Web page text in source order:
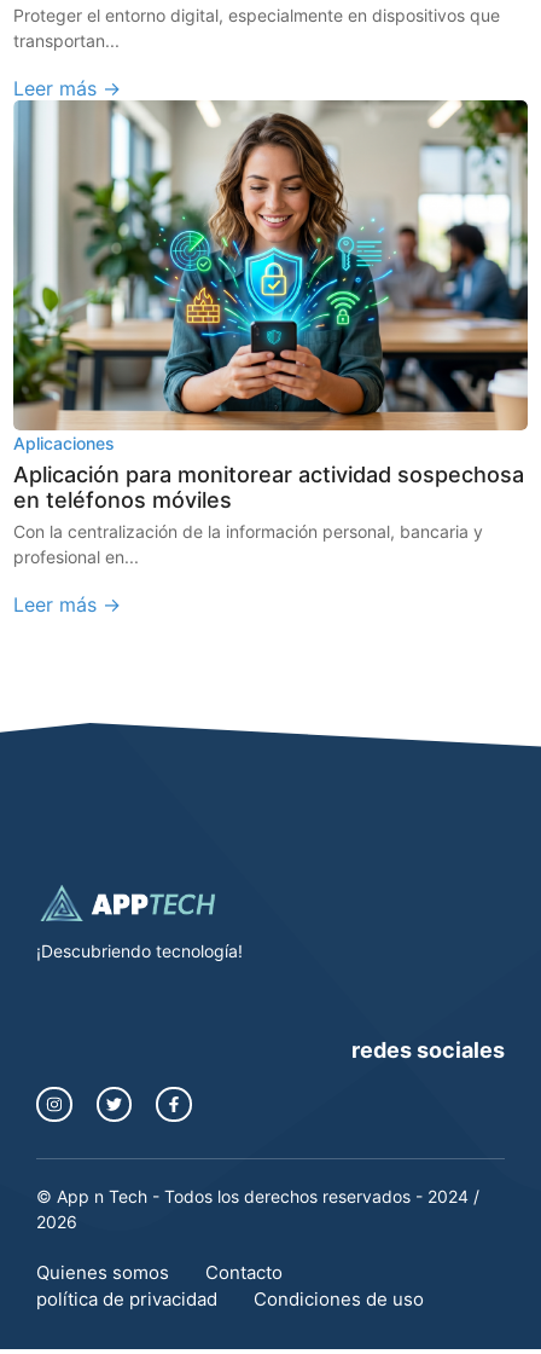
Proteger el entorno digital, especialmente en dispositivos que
transportan...
Leer más →
Aplicaciones
Aplicación para monitorear actividad sospechosa
en teléfonos móviles
Con la centralización de la información personal, bancaria y
profesional en...
Leer más →
¡Descubriendo tecnología!
redes sociales
© App n Tech - Todos los derechos reservados - 2024 /
2026
Quienes somos
Contacto
política de privacidad
Condiciones de uso